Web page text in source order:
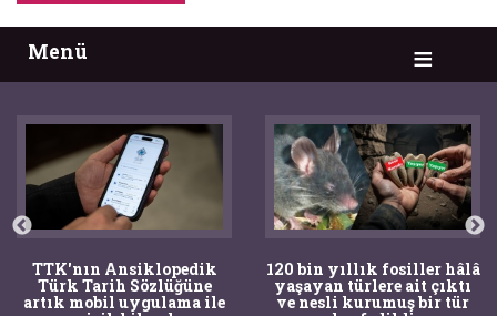
Menü
TTK'nın Ansiklopedik
Türk Tarih Sözlüğüne
artık mobil uygulama ile
120 bin yıllık fosiller hâlâ
yaşayan türlere ait çıktı
ve nesli kurumuş bir tür